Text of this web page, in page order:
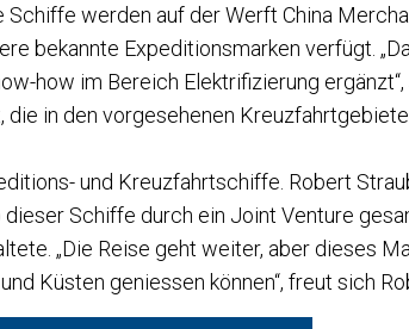
werden auf der Werft China
bekannte Expeditionsmarken verfügt.
how im Bereich Elektrifizierung
in den vorgesehenen
und Kreuzfahrtschiffe. Robert
Schiffe durch ein Joint Venture
„Die Reise geht weiter, aber dieses
Küsten geniessen können“, freut sich